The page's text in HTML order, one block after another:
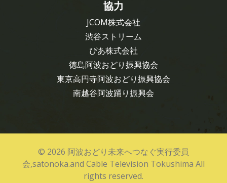
協力
JCOM株式会社
渋谷ストリーム
ぴあ株式会社
徳島阿波おどり振興協会
東京高円寺阿波おどり振興協会
南越谷阿波踊り振興会
© 2026 阿波おどり未来へつなぐ実行委員
会,satonoka.and Cable Television Tokushima All
rights reserved.